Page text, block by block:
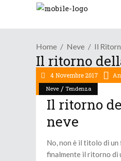
Home Neve Il
Il ritorno
Neve / Tendenza
4 Novembre 2017
Il ritorno
neve
No, non è il titolo di un
finalmente il ritorno di